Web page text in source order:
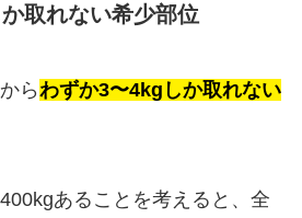
取れない希少部位
らわずか3〜4kgしか取れない
あることを考えると、全